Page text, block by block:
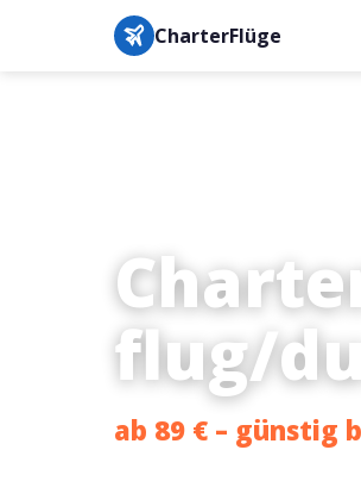
CharterFlüge
flug/
ab 89 € – günstig